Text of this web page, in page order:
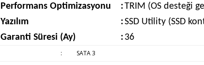
Performans Optimizasyonu
:TRIM (OS desteği
Yazılım
:SSD Utility (SSD
Garanti Süresi (Ay)
: 36
:
SATA 3